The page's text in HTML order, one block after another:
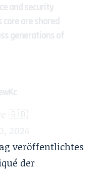
and security
core are shared
generations of
🇬🇧
2026
veröffentlichtes
der